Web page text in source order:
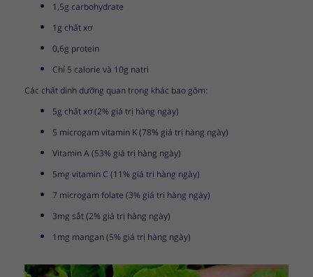
1,5g carbohydrate
1g chất xơ
0,6g protein
Chỉ 5 calorie và 10g natri
Các chất dinh dưỡng quan trọng khác bao gồm:
5g chất xơ (2% giá trị hàng ngày)
5 microgam vitamin K (78% giá trị hàng ngày)
Vitamin A (53% giá trị hàng ngày)
5mg vitamin C (11% giá trị hàng ngày)
7 microgam folate (3% giá trị hàng ngày)
3mg sắt (2% giá trị hàng ngày)
1mg mangan (5% giá trị hàng ngày)